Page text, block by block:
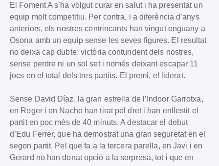
El Foment A s’ha volgut curar en salut i ha presentat un
equip molt competitiu. Per contra, i a diferència d’anys
anteriors, els nostres contrincants han vingut enguany a
Osona amb un equip sense les seves figures. El resultat
no deixa cap dubte: victòria contundent dels nostres,
sense perdre ni un sol set i només deixant escapar 11
jocs en el total dels tres partits. El premi, el liderat.
Sense David Díaz, la gran estrella de l’Indoor Garrotxa,
en Roger i en Nacho han tirat pel dret i han enllestit el
partit en poc més de 40 minuts. A destacar el debut
d’Edu Ferrer, que ha demostrat una gran seguretat en el
segon partit. Pel que fa a la tercera parella, en Javi i en
Gerard no han donat opció a la sorpresa, tot i que en